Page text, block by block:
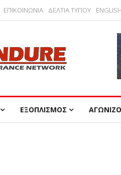
ΕΠΙΚΟΙΝΩΝΙΑ ΔΕΛΤΙΑ ΤΥΠΟΥ ENGLISH
ΕΞΟΠΛΙΣΜΟΣ